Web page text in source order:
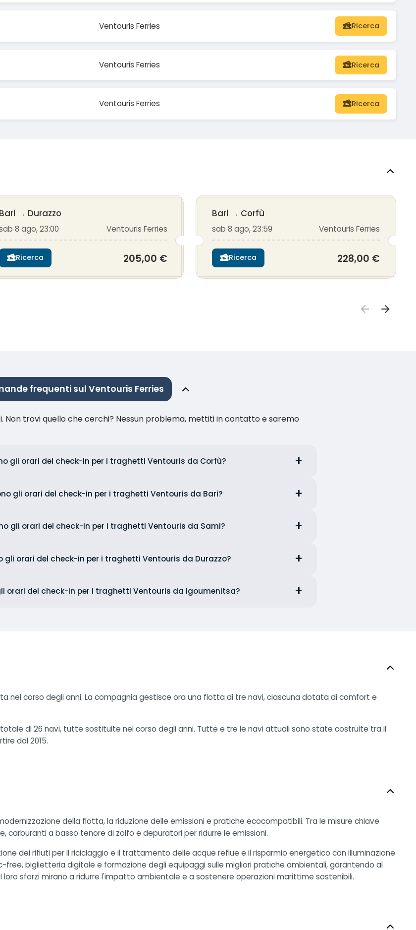
Ventouris Ferries Ricerca
Ventouris Ferries Ricerca
Ventouris Ferries Ricerca
Bari → Durazzo
8 ago, 23:00 Ventouris Ferries
Ricerca 205,00 €
Bari → Corfù
sab 8 ago, 23:59 Ventouris Ferries
Ricerca 228,00 €
frequenti sul Ventouris Ferries
Non trovi quello che cerchi? Nessun problema, mettiti in contatto e saremo
gli orari del check-in per i traghetti Ventouris da Corfù?
gli orari del check-in per i traghetti Ventouris da Bari?
gli orari del check-in per i traghetti Ventouris da Sami?
gli orari del check-in per i traghetti Ventouris da Durazzo?
orari del check-in per i traghetti Ventouris da Igoumenitsa?
nel corso degli anni. La compagnia gestisce ora una flotta di tre navi, ciascuna dotata di comfort e
di 26 navi, tutte sostituite nel corso degli anni. Tutte e tre le navi attuali sono state costruite tra il
dal 2015.
della flotta, la riduzione delle emissioni e pratiche ecocompatibili. Tra le misure chiave
carburanti a basso tenore di zolfo e depuratori per ridurre le emissioni.
dei rifiuti per il riciclaggio e il trattamento delle acque reflue e il risparmio energetico con illuminazione
free, biglietteria digitale e formazione degli equipaggi sulle migliori pratiche ambientali, garantendo al
sforzi mirano a ridurre l'impatto ambientale e a sostenere operazioni marittime sostenibili.